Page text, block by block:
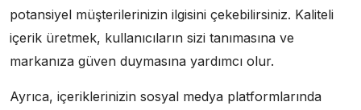
potansiyel müşterilerinizin ilgisini çekebilirsiniz. Kaliteli
içerik üretmek, kullanıcıların sizi tanımasına ve
markanıza güven duymasına yardımcı olur.
Ayrıca, içeriklerinizin sosyal medya platformlarında